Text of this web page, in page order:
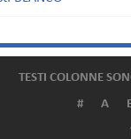
TESTI COLONNE
#
A